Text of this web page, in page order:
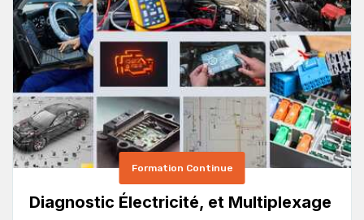
Formation Continue
Diagnostic Électricité, et Multiplexage